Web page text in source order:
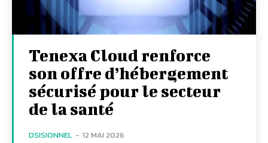
Tenexa Cloud renforce
son offre d’hébergement
sécurisé pour le secteur
de la santé
DSISIONNEL - 12 MAI 2026